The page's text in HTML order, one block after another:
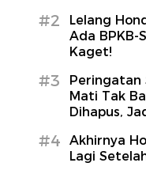
#2
Lelang
Ada BPKB-
Kaget!
#3
Peringatan
Mati Tak
Dihapus,
#4
Akhirnya
Lagi